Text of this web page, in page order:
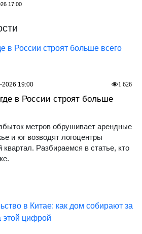
17:00
в России строят больше
метров обрушивает арендные
и юг возводят логоцентры
квартал. Разбираемся в статье, кто
1 626
2026 19:00